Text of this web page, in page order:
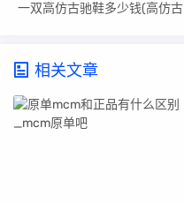
一双高仿古驰鞋多少钱(高仿古驰鞋划算吗)
相关文章